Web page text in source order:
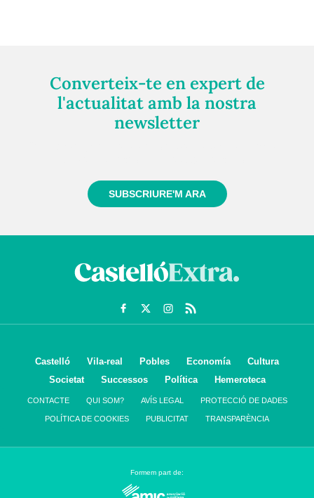
Converteix-te en expert de
l'actualitat amb la nostra
newsletter
SUBSCRIURE'M ARA
Castelló Vila-real Pobles Economía
Cultura
Societat
Successos Política Hemeroteca
CONTACTE QUI SOM? AVÍS LEGAL PROTECCIÓ DE DADES
POLÍTICA DE COOKIES PUBLICITAT TRANSPARÈNCIA
Formem part de: